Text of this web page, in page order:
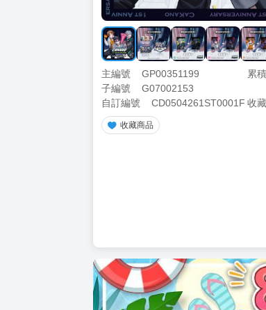
主編號
GP00351199
子編號
G07002153
累
自訂編號 CD0504261ST0001F 收藏
收藏商品